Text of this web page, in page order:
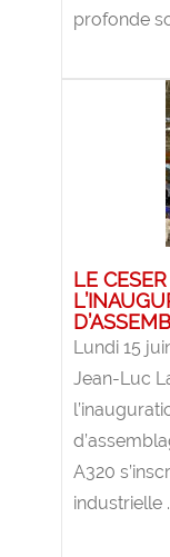
profonde
LE
Lundi 15
Jean-Luc
A320
industrielle